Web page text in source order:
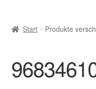
Datenschutz-
Start Produkte